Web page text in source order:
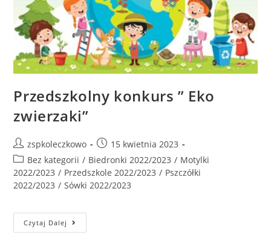
Przedszkolny konkurs ” Eko
zwierzaki”
zspkoleczkowo
15 kwietnia 2023
Bez kategorii / Biedronki 2022/2023 / Motylki
2022/2023 / Przedszkole 2022/2023 / Pszczółki
2022/2023 / Sówki 2022/2023
Czytaj Dalej